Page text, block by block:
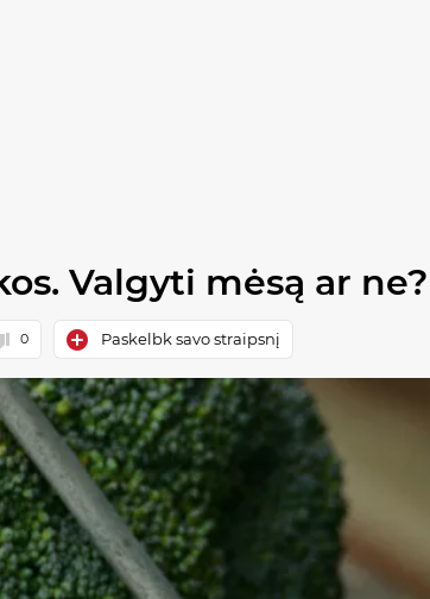
Valgyti mėsą ar ne?
0 Paskelbk savo straipsnį